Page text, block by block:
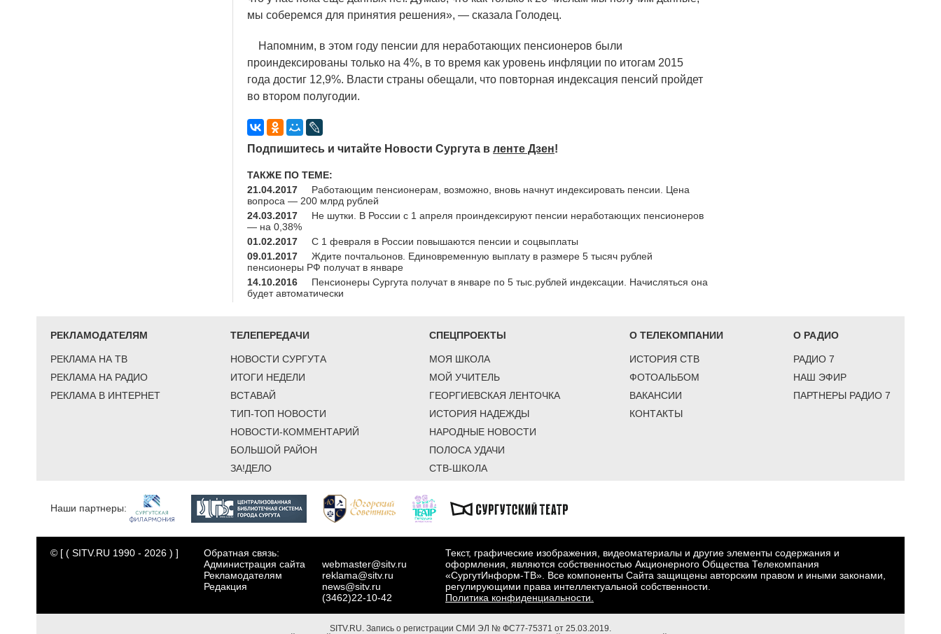
мы соберемся для принятия решения», — сказала Голодец.
Напомним, в этом году пенсии для неработающих пенсионеров были
проиндексированы только на 4%, в то время как уровень инфляции по итогам 2015
года достиг 12,9%. Власти страны обещали, что повторная индексация пенсий пройдет
во втором полугодии.
Подпишитесь и читайте Новости Сургута в ленте Дзен!
ТАКЖЕ ПО ТЕМЕ:
21.04.2017
Работающим пенсионерам, возможно, вновь начнут индексировать пенсии. Цена
вопроса — 200 млрд рублей
24.03.2017
Не шутки. В России с 1 апреля проиндексируют пенсии неработающих пенсионеров
— на 0,38%
01.02.2017
С 1 февраля в России повышаются пенсии и соцвыплаты
09.01.2017
Ждите почтальонов. Единовременную выплату в размере 5 тысяч рублей
пенсионеры РФ получат в январе
14.10.2016
Пенсионеры Сургута получат в январе по 5 тыс.рублей индексации. Начисляться она
будет автоматически
РЕКЛАМОДАТЕЛЯМ
РЕКЛАМА НА ТВ
РЕКЛАМА НА РАДИО
РЕКЛАМА В ИНТЕРНЕТ
ТЕЛЕПЕРЕДАЧИ
НОВОСТИ СУРГУТА
ИТОГИ НЕДЕЛИ
ВСТАВАЙ
ТИП-ТОП НОВОСТИ
НОВОСТИ-КОММЕНТАРИЙ
БОЛЬШОЙ РАЙОН
ЗА!ДЕЛО
СПЕЦПРОЕКТЫ
МОЯ ШКОЛА
МОЙ УЧИТЕЛЬ
ГЕОРГИЕВСКАЯ ЛЕНТОЧКА
ИСТОРИЯ НАДЕЖДЫ
НАРОДНЫЕ НОВОСТИ
ПОЛОСА УДАЧИ
СТВ-ШКОЛА
О ТЕЛЕКОМПАНИИ
ИСТОРИЯ СТВ
ФОТОАЛЬБОМ
ВАКАНСИИ
КОНТАКТЫ
О РАДИО
РАДИО 7
НАШ ЭФИР
ПАРТНЕРЫ РАДИО 7
Наши партнеры:
© [ ( SITV.RU 1990 - 2026 ) ]
Обратная связь:
Администрация сайта
Рекламодателям
Редакция
webmaster@sitv.ru
reklama@sitv.ru
news@sitv.ru
(3462)22-10-42
Текст, графические изображения, видеоматериалы и другие элементы содержания и
оформления, являются собственностью Акционерного Общества Телекомпания
«СургутИнформ-ТВ». Все компоненты Сайта защищены авторским правом и иными законами,
регулирующими права интеллектуальной собственности.
Политика конфиденциальности.
SITV.RU. Запись о регистрации СМИ ЭЛ № ФС77-75371 от 25.03.2019.